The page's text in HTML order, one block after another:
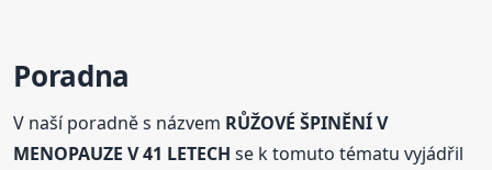
Poradna
V naší poradně s názvem RŮŽOVÉ ŠPINĚNÍ V
MENOPAUZE V 41 LETECH se k tomuto tématu vyjádřil